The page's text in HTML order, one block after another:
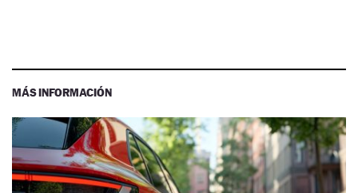
MÁS INFORMACIÓN